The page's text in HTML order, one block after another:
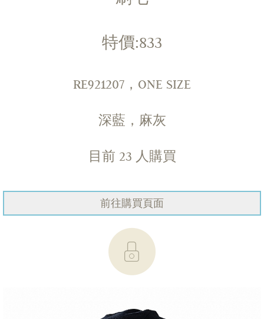
特價:833
RE921207，ONE SIZE
深藍，麻灰
目前 23 人購買